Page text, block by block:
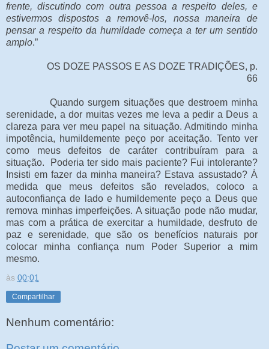
frente, discutindo com outra pessoa a respeito deles, e
estivermos dispostos a removê-los, nossa maneira de
pensar a respeito da humildade começa a ter um sentido
amplo.”
OS DOZE PASSOS E AS DOZE TRADIÇÕES, p.
66
Quando surgem situações que destroem minha
serenidade, a dor muitas vezes me leva a pedir a Deus a
clareza para ver meu papel na situação. Admitindo minha
impotência, humildemente peço por aceitação. Tento ver
como meus defeitos de caráter contribuíram para a
situação. Poderia ter sido mais paciente? Fui intolerante?
Insisti em fazer da minha maneira? Estava assustado? À
medida que meus defeitos são revelados, coloco a
autoconfiança de lado e humildemente peço a Deus que
remova minhas imperfeições. A situação pode não mudar,
mas com a prática de exercitar a humildade, desfruto de
paz e serenidade, que são os benefícios naturais por
colocar minha confiança num Poder Superior a mim
mesmo.
às 00:01
Compartilhar
Nenhum comentário: